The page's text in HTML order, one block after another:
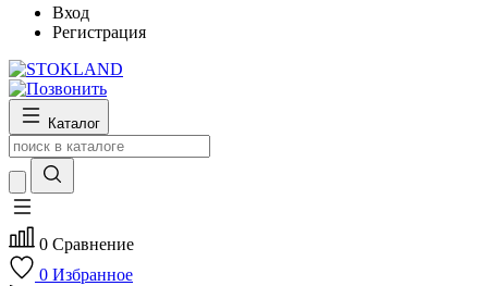
Вход
Регистрация
Каталог
0 Сравнение
0 Избранное